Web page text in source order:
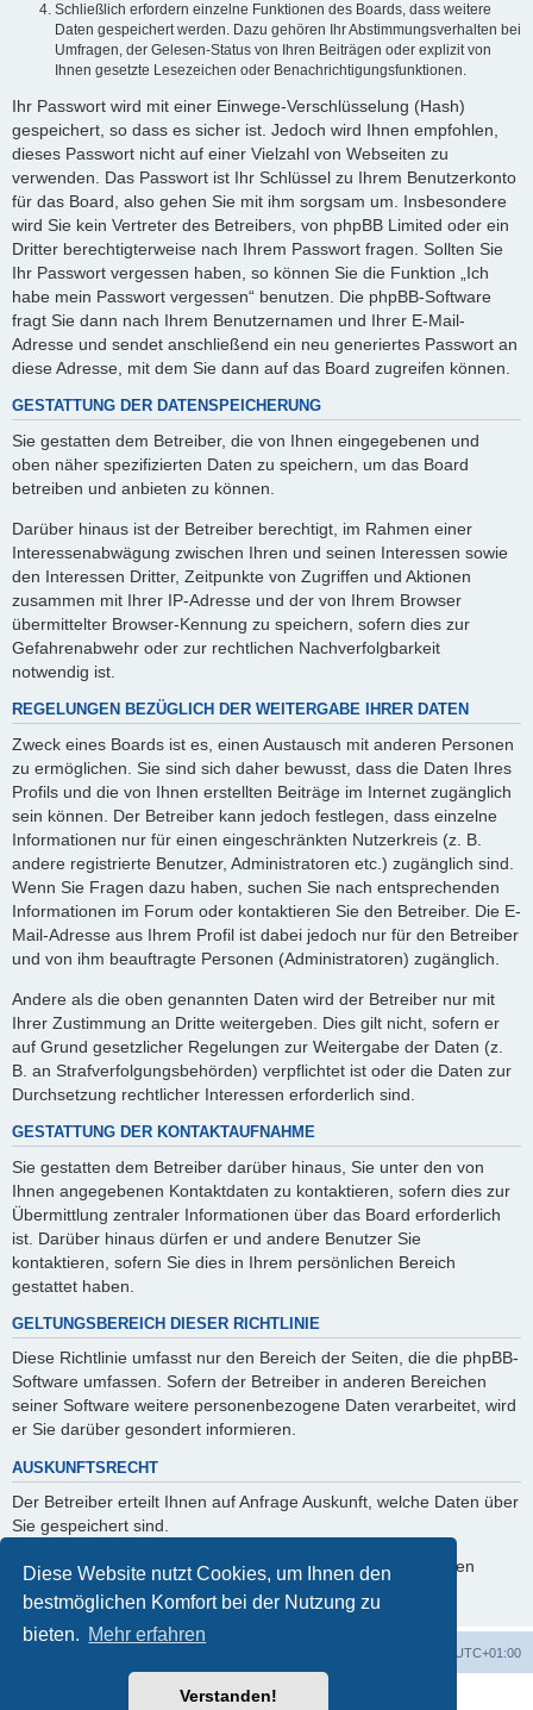
Diese Website nutzt Cookies, um Ihnen den
bestmöglichen Komfort bei der Nutzung zu
bieten. Mehr erfahren
Verstanden!
Schließlich erfordern einzelne Funktionen des Boards, dass weitere
Daten gespeichert werden. Dazu gehören Ihr Abstimmungsverhalten bei
Umfragen, der Gelesen-Status von Ihren Beiträgen oder explizit von
Ihnen gesetzte Lesezeichen oder Benachrichtigungsfunktionen.
Ihr Passwort wird mit einer Einwege-Verschlüsselung (Hash)
gespeichert, so dass es sicher ist. Jedoch wird Ihnen empfohlen,
dieses Passwort nicht auf einer Vielzahl von Webseiten zu
verwenden. Das Passwort ist Ihr Schlüssel zu Ihrem Benutzerkonto
für das Board, also gehen Sie mit ihm sorgsam um. Insbesondere
wird Sie kein Vertreter des Betreibers, von phpBB Limited oder ein
Dritter berechtigterweise nach Ihrem Passwort fragen. Sollten Sie
Ihr Passwort vergessen haben, so können Sie die Funktion „Ich
habe mein Passwort vergessen“ benutzen. Die phpBB-Software
fragt Sie dann nach Ihrem Benutzernamen und Ihrer E-Mail-
Adresse und sendet anschließend ein neu generiertes Passwort an
diese Adresse, mit dem Sie dann auf das Board zugreifen können.
GESTATTUNG DER DATENSPEICHERUNG
Sie gestatten dem Betreiber, die von Ihnen eingegebenen und
oben näher spezifizierten Daten zu speichern, um das Board
betreiben und anbieten zu können.
Darüber hinaus ist der Betreiber berechtigt, im Rahmen einer
Interessenabwägung zwischen Ihren und seinen Interessen sowie
den Interessen Dritter, Zeitpunkte von Zugriffen und Aktionen
zusammen mit Ihrer IP-Adresse und der von Ihrem Browser
übermittelter Browser-Kennung zu speichern, sofern dies zur
Gefahrenabwehr oder zur rechtlichen Nachverfolgbarkeit
notwendig ist.
REGELUNGEN BEZÜGLICH DER WEITERGABE IHRER DATEN
Zweck eines Boards ist es, einen Austausch mit anderen Personen
zu ermöglichen. Sie sind sich daher bewusst, dass die Daten Ihres
Profils und die von Ihnen erstellten Beiträge im Internet zugänglich
sein können. Der Betreiber kann jedoch festlegen, dass einzelne
Informationen nur für einen eingeschränkten Nutzerkreis (z. B.
andere registrierte Benutzer, Administratoren etc.) zugänglich sind.
Wenn Sie Fragen dazu haben, suchen Sie nach entsprechenden
Informationen im Forum oder kontaktieren Sie den Betreiber. Die E-
Mail-Adresse aus Ihrem Profil ist dabei jedoch nur für den Betreiber
und von ihm beauftragte Personen (Administratoren) zugänglich.
Andere als die oben genannten Daten wird der Betreiber nur mit
Ihrer Zustimmung an Dritte weitergeben. Dies gilt nicht, sofern er
auf Grund gesetzlicher Regelungen zur Weitergabe der Daten (z.
B. an Strafverfolgungsbehörden) verpflichtet ist oder die Daten zur
Durchsetzung rechtlicher Interessen erforderlich sind.
GESTATTUNG DER KONTAKTAUFNAHME
Sie gestatten dem Betreiber darüber hinaus, Sie unter den von
Ihnen angegebenen Kontaktdaten zu kontaktieren, sofern dies zur
Übermittlung zentraler Informationen über das Board erforderlich
ist. Darüber hinaus dürfen er und andere Benutzer Sie
kontaktieren, sofern Sie dies in Ihrem persönlichen Bereich
gestattet haben.
GELTUNGSBEREICH DIESER RICHTLINIE
Diese Richtlinie umfasst nur den Bereich der Seiten, die die phpBB-
Software umfassen. Sofern der Betreiber in anderen Bereichen
seiner Software weitere personenbezogene Daten verarbeitet, wird
er Sie darüber gesondert informieren.
AUSKUNFTSRECHT
Der Betreiber erteilt Ihnen auf Anfrage Auskunft, welche Daten über
Sie gespeichert sind.
Sie können jederzeit die Löschung bzw. Sperrung Ihrer Daten
verlangen. Kontaktieren Sie hierzu bitte den Betreiber.
UTC+01:00
Powered byphpBB® Forum Software © phpBB Limited